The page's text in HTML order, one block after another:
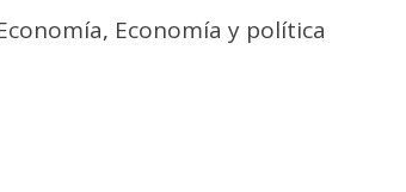
, Economía y política